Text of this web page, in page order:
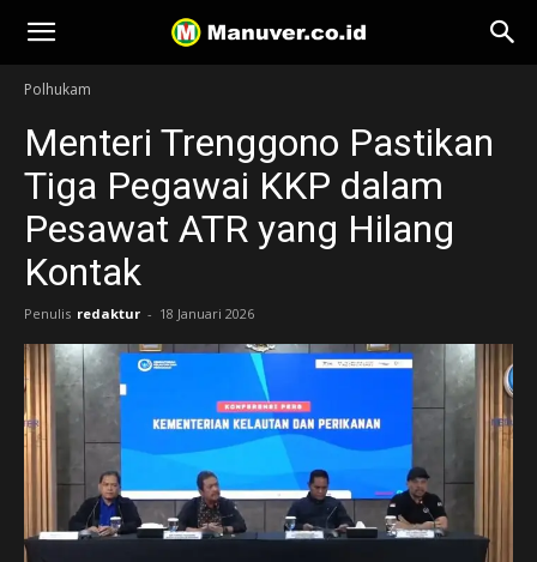
Manuver
Polhukam
Menteri Trenggono Pastikan
Tiga Pegawai KKP dalam
Pesawat ATR yang Hilang
Kontak
Penulis redaktur - 18 Januari 2026